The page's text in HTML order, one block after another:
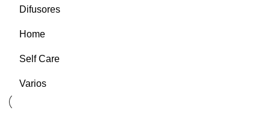
Difusores
Home
Self Care
Varios